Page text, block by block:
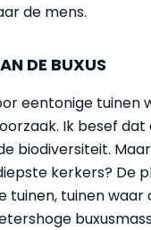
de mens.
DE BUXUS
eentonige
Ik besef
biodiversiteit.
kerkers? De
tuinen, tuinen